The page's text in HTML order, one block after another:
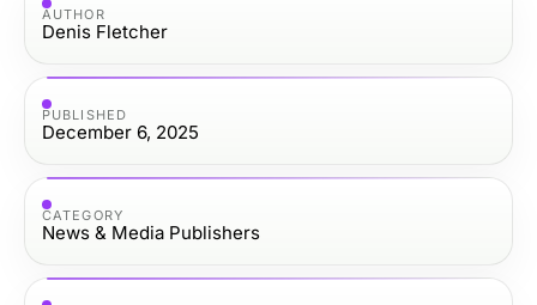
AUTHOR
Denis Fletcher
PUBLISHED
December 6, 2025
CATEGORY
News & Media Publishers